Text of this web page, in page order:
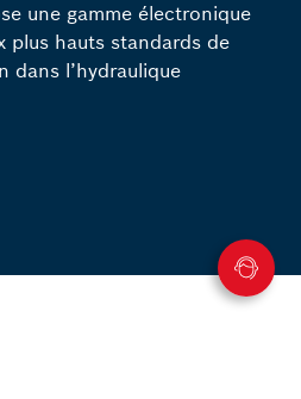
une gamme électronique
plus hauts standards de
dans l’hydraulique